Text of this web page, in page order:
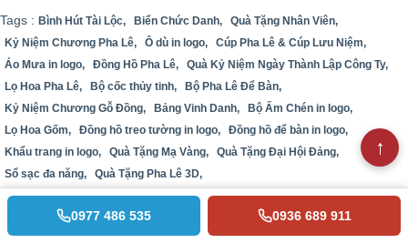
Tags : Bình Hút Tài Lộc, Biển Chức Danh,
Quà Tặng Nhân Viên,
Kỷ Niệm Chương Pha Lê,
Ô dù in logo,
Cúp Pha Lê & Cúp Lưu Niệm,
Áo Mưa in logo,
Đồng Hồ Pha Lê,
Quà Kỷ Niệm Ngày Thành Lập Công Ty,
Lọ Hoa Pha Lê,
Bộ cốc thủy tinh,
Bộ Pha Lê Để Bàn,
Kỷ Niệm Chương Gỗ Đồng,
Bảng Vinh Danh,
Bộ Ấm Chén in logo,
Lọ Hoa Gốm,
Đồng hồ treo tường in logo,
Đồng hồ để bàn in logo,
Khẩu trang in logo,
Quà Tặng Mạ Vàng,
Quà Tặng Đại Hội Đảng,
Sổ sạc đa năng,
Quà Tặng Pha Lê 3D,
0977 486 535 0936 689 911